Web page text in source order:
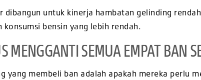
dibangun untuk kinerja hambatan gelinding
bensin yang lebih rendah.
MENGGANTI SEMUA EMPAT BAN
yang membeli ban adalah apakah mereka perlu